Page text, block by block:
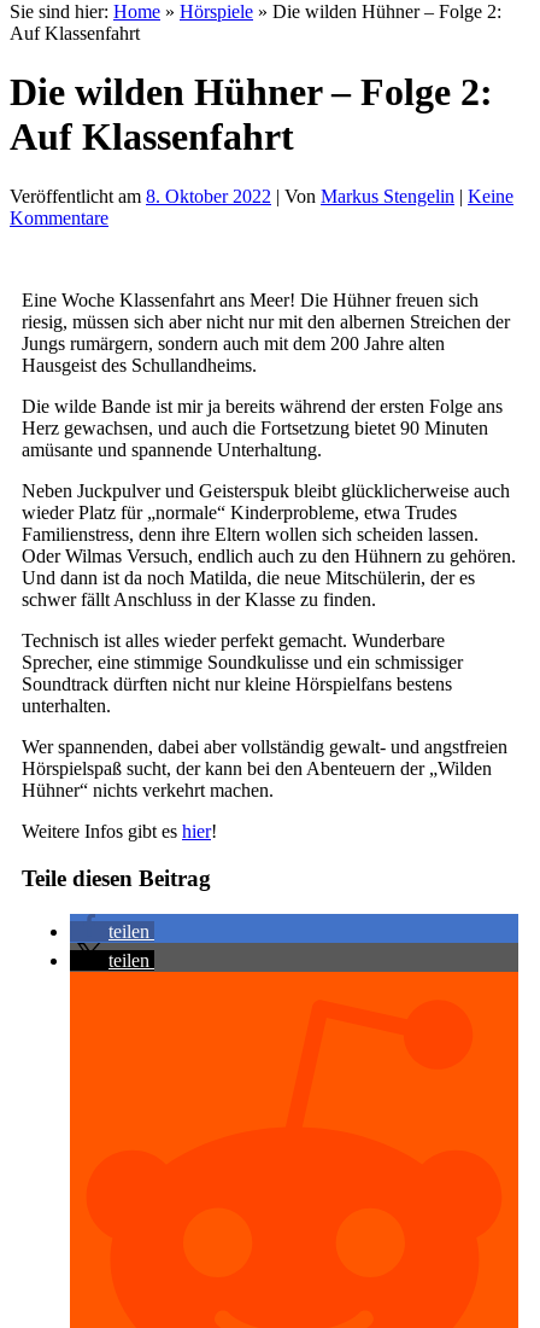
Sie sind hier: Home » Hörspiele » Die wilden Hühner – Folge 2:
Auf Klassenfahrt
Die wilden Hühner – Folge 2:
Auf Klassenfahrt
Veröffentlicht am 8. Oktober 2022 | Von Markus Stengelin | Keine
Kommentare
Eine Woche Klassenfahrt ans Meer! Die Hühner freuen sich
riesig, müssen sich aber nicht nur mit den albernen Streichen der
Jungs rumärgern, sondern auch mit dem 200 Jahre alten
Hausgeist des Schullandheims.
Die wilde Bande ist mir ja bereits während der ersten Folge ans
Herz gewachsen, und auch die Fortsetzung bietet 90 Minuten
amüsante und spannende Unterhaltung.
Neben Juckpulver und Geisterspuk bleibt glücklicherweise auch
wieder Platz für „normale“ Kinderprobleme, etwa Trudes
Familienstress, denn ihre Eltern wollen sich scheiden lassen.
Oder Wilmas Versuch, endlich auch zu den Hühnern zu gehören.
Und dann ist da noch Matilda, die neue Mitschülerin, der es
schwer fällt Anschluss in der Klasse zu finden.
Technisch ist alles wieder perfekt gemacht. Wunderbare
Sprecher, eine stimmige Soundkulisse und ein schmissiger
Soundtrack dürften nicht nur kleine Hörspielfans bestens
unterhalten.
Wer spannenden, dabei aber vollständig gewalt- und angstfreien
Hörspielspaß sucht, der kann bei den Abenteuern der „Wilden
Hühner“ nichts verkehrt machen.
Weitere Infos gibt es hier!
Teile diesen Beitrag
teilen
teilen